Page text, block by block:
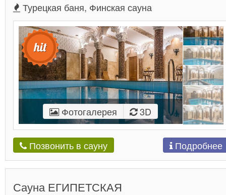
Турецкая баня, Финская сауна
Фотогалерея 3D
Позвонить в сауну Подробнее
Сауна ЕГИПЕТСКАЯ